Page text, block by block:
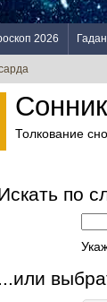
2026
Толкование
по
...или